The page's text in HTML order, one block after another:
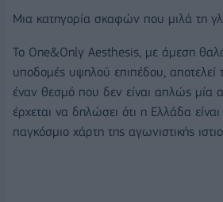
Μια κατηγορία σκαφών που μιλά τη
Το One&Only Aesthesis, με άμεση
υποδομές υψηλού επιπέδου, αποτελεί
έναν θεσμό που δεν είναι απλώς μία
έρχεται να δηλώσει ότι η Ελλάδα
παγκόσμιο χάρτη της αγωνιστικής